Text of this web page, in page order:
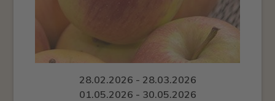
28.02.2026 - 28.03.2026
01.05.2026 - 30.05.2026